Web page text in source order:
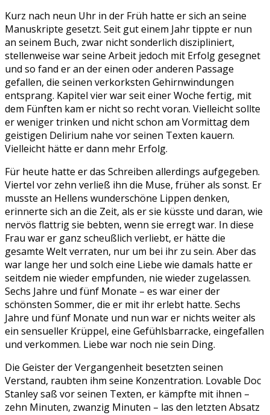
Kurz nach neun Uhr in der Früh hatte er sich an seine
Manuskripte gesetzt. Seit gut einem Jahr tippte er nun
an seinem Buch, zwar nicht sonderlich diszipliniert,
stellenweise war seine Arbeit jedoch mit Erfolg gesegnet
und so fand er an der einen oder anderen Passage
gefallen, die seinen verkorksten Gehirnwindungen
entsprang. Kapitel vier war seit einer Woche fertig, mit
dem Fünften kam er nicht so recht voran. Vielleicht sollte
er weniger trinken und nicht schon am Vormittag dem
geistigen Delirium nahe vor seinen Texten kauern.
Vielleicht hätte er dann mehr Erfolg.
Für heute hatte er das Schreiben allerdings aufgegeben.
Viertel vor zehn verließ ihn die Muse, früher als sonst. Er
musste an Hellens wunderschöne Lippen denken,
erinnerte sich an die Zeit, als er sie küsste und daran, wie
nervös flattrig sie bebten, wenn sie erregt war. In diese
Frau war er ganz scheußlich verliebt, er hätte die
gesamte Welt verraten, nur um bei ihr zu sein. Aber das
war lange her und solch eine Liebe wie damals hatte er
seitdem nie wieder empfunden, nie wieder zugelassen.
Sechs Jahre und fünf Monate – es war einer der
schönsten Sommer, die er mit ihr erlebt hatte. Sechs
Jahre und fünf Monate und nun war er nichts weiter als
ein sensueller Krüppel, eine Gefühlsbarracke, eingefallen
und verkommen. Liebe war noch nie sein Ding.
Die Geister der Vergangenheit besetzten seinen
Verstand, raubten ihm seine Konzentration. Lovable Doc
Stanley saß vor seinen Texten, er kämpfte mit ihnen –
zehn Minuten, zwanzig Minuten – las den letzten Absatz